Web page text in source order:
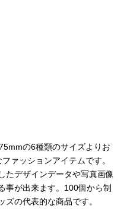
の6種類のサイズよりお
ァッションアイテムです。
たデザインデータや写真画像
事が出来ます。100個から制
の代表的な商品です。